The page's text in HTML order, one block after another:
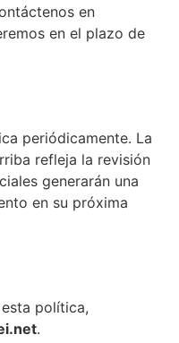
en
en el plazo de
periódicamente. La
refleja la revisión
generarán una
en su próxima
política,
.